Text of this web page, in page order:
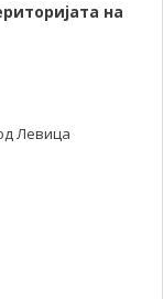
на
Левица